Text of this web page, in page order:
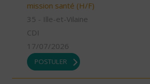
mission santé (H/F)
35 - Ille-et-Vilaine
CDI
17/07/2026
POSTULER